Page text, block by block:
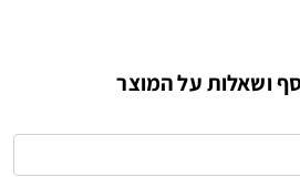
ושאלות על המוצר